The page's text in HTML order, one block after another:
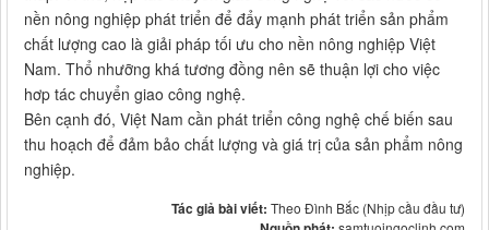
nền nông nghiệp phát triển để đẩy mạnh phát triển sản phẩm
chất lượng cao là giải pháp tối ưu cho nền nông nghiệp Việt
Nam. Thổ nhưỡng khá tương đồng nên sẽ thuận lợi cho việc
hơp tác chuyển giao công nghệ.
Bên cạnh đó, Việt Nam cần phát triển công nghệ chế biến sau
thu hoạch để đảm bảo chất lượng và giá trị của sản phẩm nông
nghiệp.
Tác giả bài viết: Theo Đình Bắc (Nhịp cầu đầu tư)